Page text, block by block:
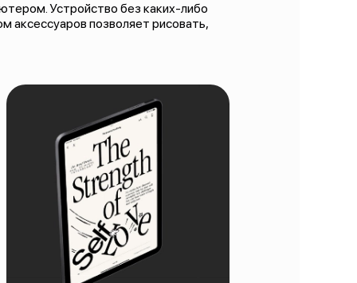
Устройство без каких-либо
аксессуаров позволяет рисовать,